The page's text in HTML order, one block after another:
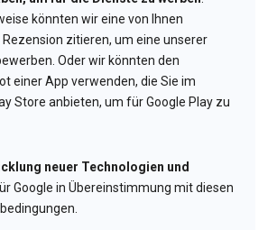
könnten wir eine von Ihnen
zitieren, um eine unserer
Oder wir könnten den
einer App verwenden, die Sie im
Store anbieten, um für Google Play zu
neuer Technologien und
Google in Übereinstimmung mit diesen